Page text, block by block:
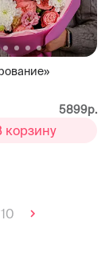
5899р.
корзину
10